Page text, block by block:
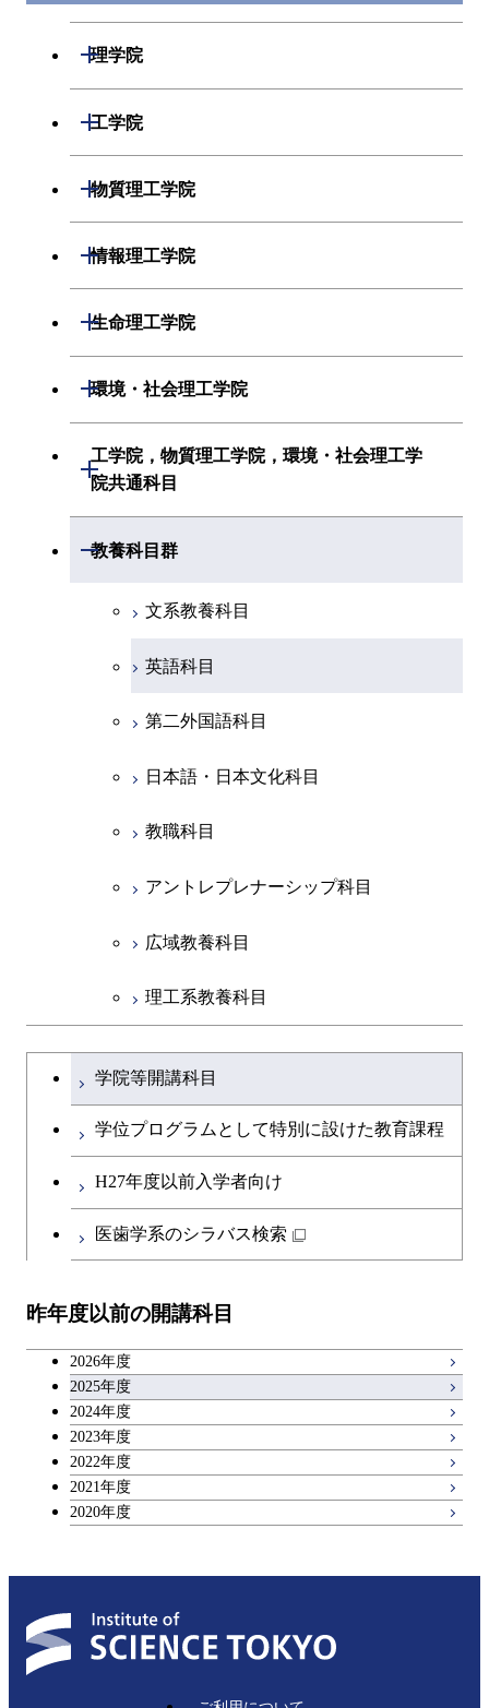
理学院
開閉
化学系
初年次専門科目
創造プロセス科目
共通専門科目
工学院
開閉
機械系
電気電子系
経営工学系
初年次専門科目
創造プロセス科目
物質理工学院
開閉
材料系
初年次専門科目
共通専門科目
情報理工学院
開閉
数理・計算科学系
初年次専門科目
創造プロセス科目
共通専門科目
生命理工学院
開閉
生命理工学系
創造プロセス科目
共通専門科目
環境・社会理工学院
開閉
建築学系
融合理工学系
初年次専門科目
創造プロセス科目
共通専門科目
工学院，物質理工学院，環境・社会理工学
院共通科目
開閉
工学院，物質理工学院，環境・社会
教養科目群
開閉
文系教養科目
英語科目
第二外国語科目
日本語・日本文化科目
教職科目
アントレプレナーシップ科目
広域教養科目
理工系教養科目
学士課程を切り替える
学院等開講科目
学位プログラムとして特別に設けた教育課程
H27年度以前入学者向け
医歯学系のシラバス検索
昨年度以前の開講科目
2026年度
2025年度
2024年度
2023年度
2022年度
2021年度
2020年度